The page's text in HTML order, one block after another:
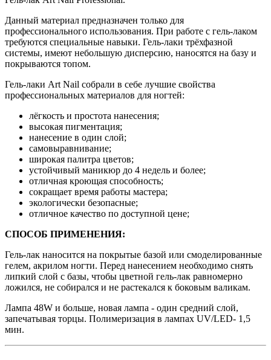
Данный материал предназначен только для
профессионального использования. При работе с гель-лаком
требуются специальные навыки. Гель-лаки трёхфазной
системы, имеют небольшую дисперсию, наносятся на базу и
покрываются топом.
Гель-лаки Art Nail собрали в себе лучшие свойства
профессиональных материалов для ногтей:
лёгкость и простота нанесения;
высокая пигментация;
нанесение в один слой;
самовыравнивание;
широкая палитра цветов;
устойчивый маникюр до 4 недель и более;
отличная кроющая способность;
сокращает время работы мастера;
экологически безопасные;
отличное качество по доступной цене;
СПОСОБ ПРИМЕНЕНИЯ:
Гель-лак наносится на покрытые базой или смоделированные
гелем, акрилом ногти. Перед нанесением необходимо снять
липкий слой с базы, чтобы цветной гель-лак равномерно
ложился, не собирался и не растекался к боковым валикам.
Лампа 48W и больше, новая лампа - один средний слой,
запечатывая торцы. Полимеризация в лампах UV/LED- 1,5
мин.